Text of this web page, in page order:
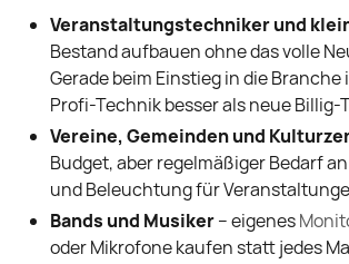
Veranstaltungstechniker und
Bestand aufbauen ohne das volle
Gerade beim Einstieg in die
Profi-Technik besser als neue Billig-
Vereine, Gemeinden und
Budget, aber regelmäßiger Bedarf
und Beleuchtung für
Bands und Musiker– eigenes
oder Mikrofone kaufen statt jedes